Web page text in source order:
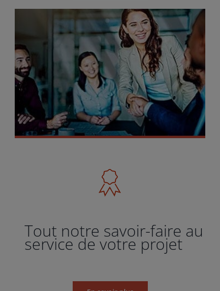
Tout notre savoir-faire au
service de votre projet